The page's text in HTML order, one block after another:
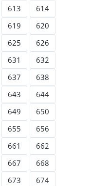
613
614
619
620
625
626
631
632
637
638
643
644
649
650
655
656
661
662
667
668
673
674